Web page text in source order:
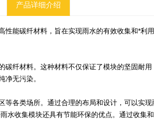
产品详细介绍
能碳纤材料，旨在实现雨水的有效收集和*利
纤材料。这种材料不仅保证了模块的坚固耐
净无污染。
各类场所。通过合理的布局和设计，可以实现
水收集模块还具有节能环保的优点。通过收集